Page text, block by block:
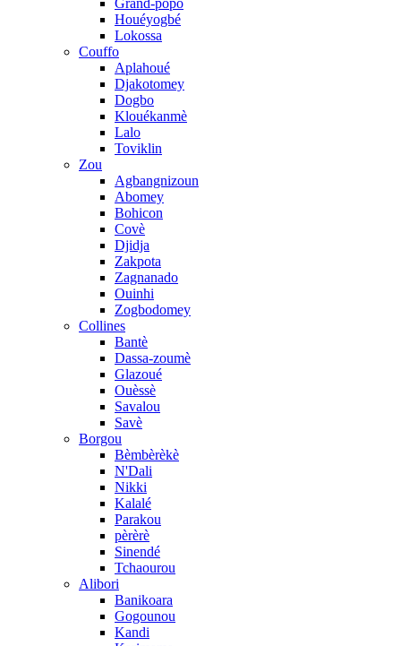
Houéyogbé
Lokossa
Couffo
Aplahoué
Djakotomey
Dogbo
Klouékanmè
Lalo
Toviklin
Zou
Agbangnizoun
Abomey
Bohicon
Covè
Djidja
Zakpota
Zagnanado
Ouinhi
Zogbodomey
Collines
Bantè
Dassa-zoumè
Glazoué
Ouèssè
Savalou
Savè
Borgou
Bèmbèrèkè
N'Dali
Nikki
Kalalé
Parakou
pèrèrè
Sinendé
Tchaourou
Alibori
Banikoara
Gogounou
Kandi